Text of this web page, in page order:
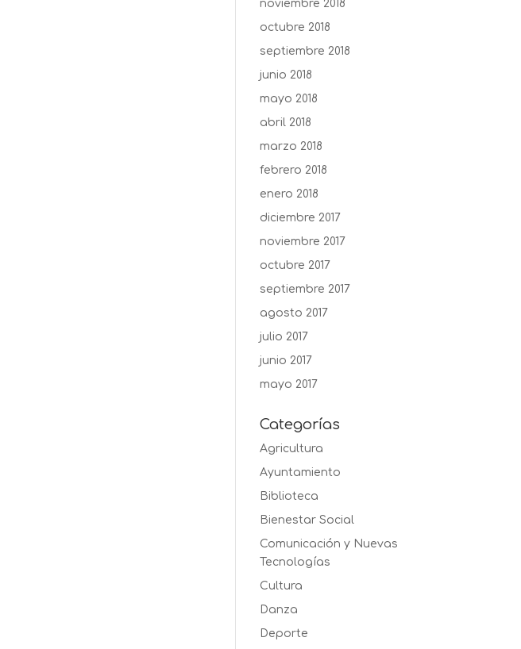
noviembre 2018
octubre 2018
septiembre 2018
junio 2018
mayo 2018
abril 2018
marzo 2018
febrero 2018
enero 2018
diciembre 2017
noviembre 2017
octubre 2017
septiembre 2017
agosto 2017
julio 2017
junio 2017
mayo 2017
Categorías
Agricultura
Ayuntamiento
Biblioteca
Bienestar Social
Comunicación y Nuevas
Tecnologías
Cultura
Danza
Deporte